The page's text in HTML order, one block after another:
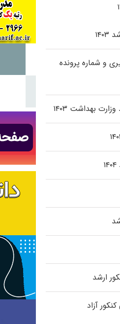
و شماره پرونده
بهداشت ۱۴۰۳
ارشد
آزاد